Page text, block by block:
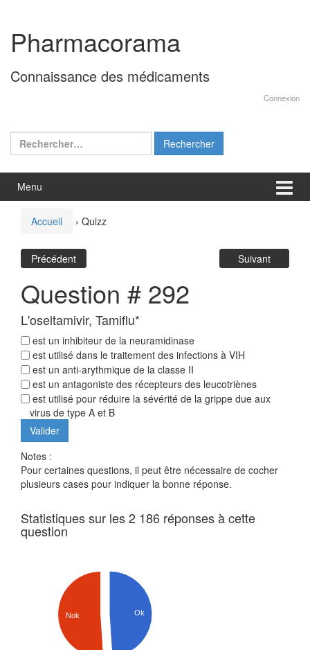
contenu
menu
principal
Pharmacorama
Connaissance des médicaments
Connexion
Rechercher :
Menu
Accueil › Quizz
Précédent Suivant
Question # 292
L'oseltamivir, Tamiflu*
est un inhibiteur de la neuramidinase
est utilisé dans le traitement des infections à VIH
est un anti-arythmique de la classe II
est un antagoniste des récepteurs des leucotriènes
est utilisé pour réduire la sévérité de la grippe due aux
virus de type A et B
Notes :
Pour certaines questions, il peut être nécessaire de cocher
plusieurs cases pour indiquer la bonne réponse.
Statistiques sur les 2 186 réponses à cette
question
Ok
Nok